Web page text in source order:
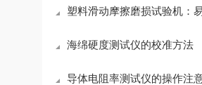
塑料滑动摩擦磨损试验机：易于清洁维护，延长使
海绵硬度测试仪的校准方法
导体电阻率测试仪的操作注